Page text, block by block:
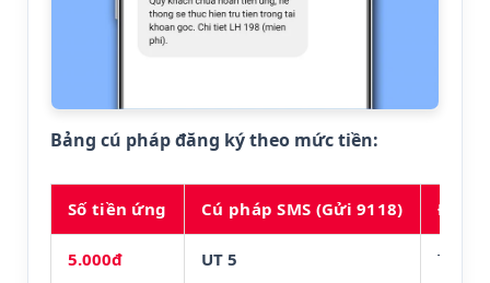
Bảng cú pháp đăng ký theo mức tiền:
Số tiền ứng Cú pháp SMS (Gửi 9118) Điều
5.000đ UT 5 Tiêu